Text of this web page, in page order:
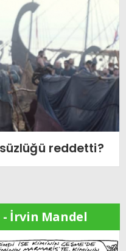
reddetti?
- İrvin Mandel